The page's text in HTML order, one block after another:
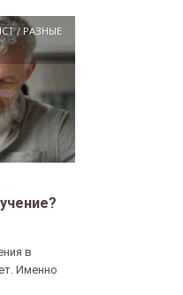
/ РАЗНЫЕ
в
Именно